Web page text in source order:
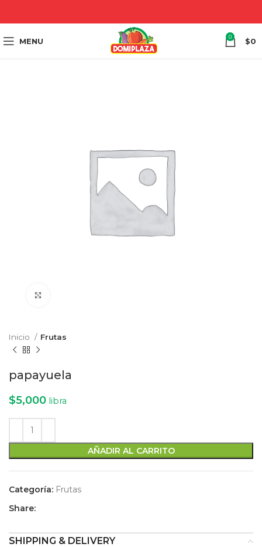
MENU 0 $0
Inicio Frutas
papayuela
$5,000 libra
AÑADIR AL CARRITO
Categoría: Frutas
Share:
SHIPPING & DELIVERY